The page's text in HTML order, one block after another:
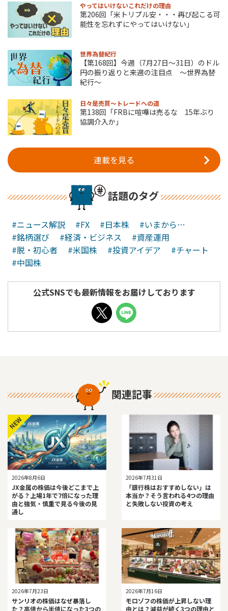
やってはいけないこれだけの理由
第206回「米トリプル安・・・再び起こる可
能性を忘れずにやってはいけない」
世界為替紀行
【第168回】今週（7月27日～31日）のドル
円の振り返りと来週の注目点 ～世界為替
紀行～
日々是売買～トレードへの道
第138回「FRBに喧嘩は売るな 15年ぶり
協調介入か」
連載を見る
話題のタグ
#ニュース解説 #FX #日本株
#いまから…
#銘柄選び
#経済・ビジネス
#資産運用
#脱・初心者
#米国株 #投資アイデア
#チャート
#中国株
公式SNSでも最新情報をお届けしております
関連記事
NEW
2026年8月6日
JX金属の株価は今後どこまで上
がる？上場1年で7倍になった理
由と強気・慎重で見る今後の見
通し
2026年7月31日
「銀行株はおすすめしない」は
本当か？そう言われる4つの理由
と失敗しない投資の考え
2026年7月23日
サンリオの株価はなぜ暴落し
た？高値から半値になった3つの
2026年7月16日
モロゾフの株価が上昇しない理
由とは？減益が続く3つの理由と